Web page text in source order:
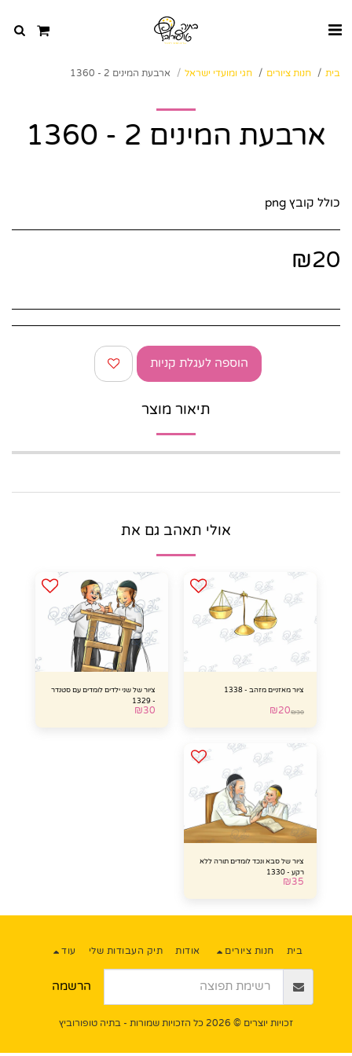
בית חנות ציורים חגי ומועדי ישראל ארבעת המינים 2 - 1360
ארבעת המינים 2 - 1360
כולל קובץ png
₪20
הוספה לעגלת קניות
תיאור מוצר
אולי תאהב גם את
ציור מאזניים מזהב - 1338
₪30
₪20
ציור של שני ילדים לומדים עם סטנדר
- 1329
₪30
ציור של סבא ונכד לומדים תורה ללא
רקע - 1330
₪35
בית חנות ציורים אודות תיק העבודות שלי עוד
הרשמה
זכויות יוצרים © 2026 כל הזכויות שמורות - בתיה טופורוביץ